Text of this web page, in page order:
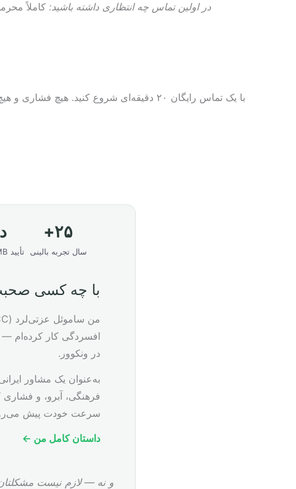
در اولین تماس چه انتظاری داشته باشید: کاملاً
با یک تماس رایگان ۲۰ دقیقه‌ای شروع
۲۵+
سال تجربه بالینی تأیید LMCC · FSMB
با چه کسی
افسردگی کار کرده‌ام —
در ونکوور.
به‌عنوان یک مشاور
فرهنگی، آبرو، و
سرعت خودت پیش
داستان کامل من ←
و نه — لازم نیست